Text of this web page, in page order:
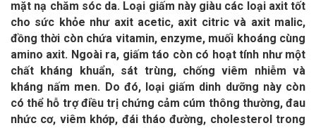
mặt nạ chăm sóc da. Loại giấm này giàu các loại axit tốt
cho sức khỏe như axit acetic, axit citric và axit malic,
đồng thời còn chứa vitamin, enzyme, muối khoáng cùng
amino axit. Ngoài ra, giấm táo còn có hoạt tính như một
chất kháng khuẩn, sát trùng, chống viêm nhiễm và
kháng nấm men. Do đó, loại giấm dinh dưỡng này còn
có thể hỗ trợ điều trị chứng cảm cúm thông thường, đau
nhức cơ, viêm khớp, đái tháo đường, cholesterol trong